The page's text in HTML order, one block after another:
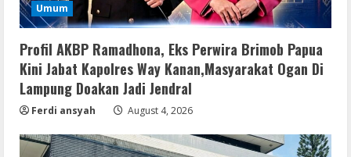
Umum
Profil AKBP Ramadhona, Eks Perwira Brimob Papua
Kini Jabat Kapolres Way Kanan,Masyarakat Ogan Di
Lampung Doakan Jadi Jendral
Ferdi ansyah August 4, 2026
Serialers